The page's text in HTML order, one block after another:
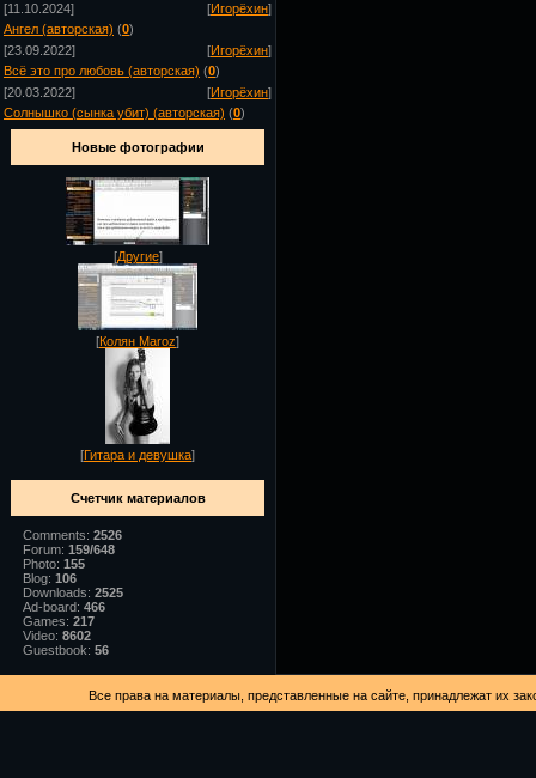
[11.10.2024]
[Игорёхин]
Ангел (авторская) (0)
[23.09.2022]
[Игорёхин]
Всё это про любовь (авторская) (0)
[20.03.2022]
[Игорёхин]
Солнышко (сынка убит) (авторская) (0)
Новые фотографии
[Другие]
[Колян Maroz]
[Гитара и девушка]
Счетчик материалов
Comments: 2526
Forum: 159/648
Photo: 155
Blog: 106
Downloads: 2525
Ad-board: 466
Games: 217
Video: 8602
Guestbook: 56
Все права на материалы, представленные на сайте, принадлежат их